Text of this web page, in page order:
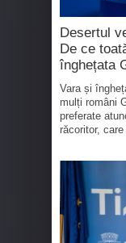
Desertul
De ce
înghețata
Vara și
mulți români
preferate
răcoritor, care